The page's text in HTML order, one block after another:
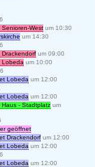
West um 10:30
um 14:30
um 09:00
Lobeda um 10:00
Lobeda um 12:00
Lobeda um 12:00
Haus - Stadtplatz um
geöffnet
Drackendorf um 12:00
Lobeda um 12:00
Lobeda um 12:00